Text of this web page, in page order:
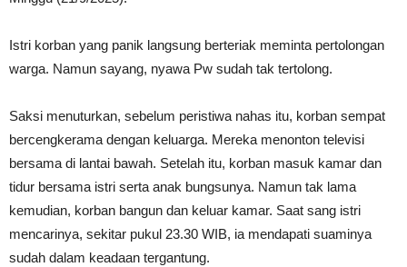
Istri korban yang panik langsung berteriak meminta pertolongan
warga. Namun sayang, nyawa Pw sudah tak tertolong.
Saksi menuturkan, sebelum peristiwa nahas itu, korban sempat
bercengkerama dengan keluarga. Mereka menonton televisi
bersama di lantai bawah. Setelah itu, korban masuk kamar dan
tidur bersama istri serta anak bungsunya. Namun tak lama
kemudian, korban bangun dan keluar kamar. Saat sang istri
mencarinya, sekitar pukul 23.30 WIB, ia mendapati suaminya
sudah dalam keadaan tergantung.